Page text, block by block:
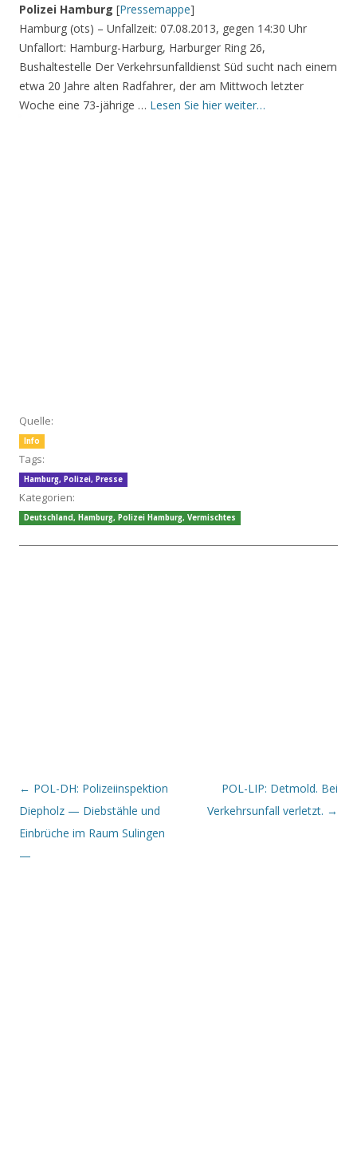
Polizei Hamburg [Pressemappe]
Hamburg (ots) – Unfallzeit: 07.08.2013, gegen 14:30 Uhr
Unfallort: Hamburg-Harburg, Harburger Ring 26,
Bushaltestelle Der Verkehrsunfalldienst Süd sucht nach einem
etwa 20 Jahre alten Radfahrer, der am Mittwoch letzter
Woche eine 73-jährige … Lesen Sie hier weiter…
Quelle:
Info
Tags:
Hamburg, Polizei, Presse
Kategorien:
Deutschland, Hamburg, Polizei Hamburg, Vermischtes
Beitrags-Navigation
← POL-DH: Polizeiinspektion
Diepholz — Diebstähle und
Einbrüche im Raum Sulingen
—
POL-LIP: Detmold. Bei
Verkehrsunfall verletzt. →